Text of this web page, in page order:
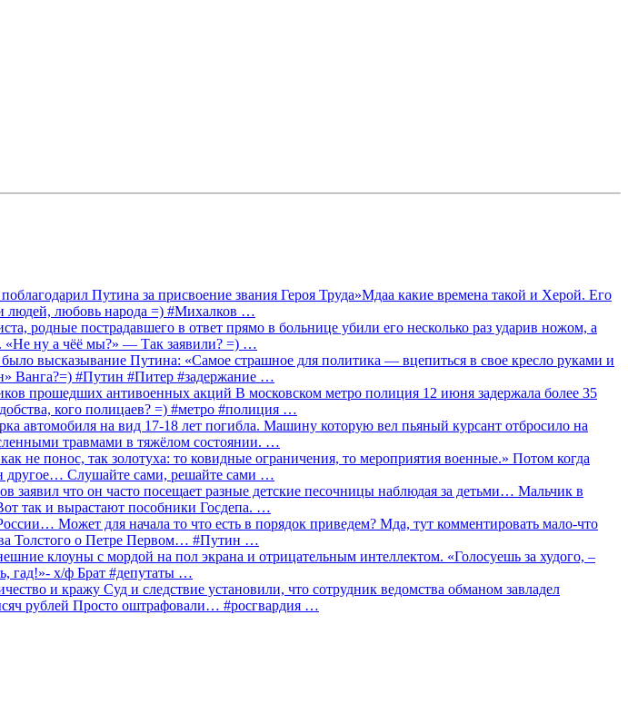
Путина за присвоение звания Героя Труда»Мдаа какие времена такой и Херой. Его
людей, любовь народа =) #Михалков …
родные пострадавшего в ответ прямо в больнице убили его несколько раз ударив ножом, а
«Не ну а чёё мы?» — Так заявили? =) …
высказывание Путина: «Самое страшное для политика — вцепиться в свое кресло руками и
Ванга?=) #Путин #Питер #задержание …
прошедших антивоенных акций В московском метро полиция 12 июня задержала более 35
кого полицаев? =) #метро #полиция …
автомобиля на вид 17-18 лет погибла. Машину которую вел пьяный курсант отбросило на
травмами в тяжёлом состоянии. …
понос, так золотуха: то ковидные ограничения, то мероприятия военные.» Потом когда
другое… Слушайте сами, решайте сами …
что он часто посещает разные детские песочницы наблюдая за детьми… Мальчик в
так и вырастают пособники Госдепа. …
Может для начала то что есть в порядок приведем? Мда, тут комментировать мало-что
Толстого о Петре Первом… #Путин …
клоуны с мордой на пол экрана и отрицательным интеллектом. «Голосуешь за худого, –
гад!»- х/ф Брат #депутаты …
и кражу Суд и следствие установили, что сотрудник ведомства обманом завладел
рублей Просто оштрафовали… #росгвардия …